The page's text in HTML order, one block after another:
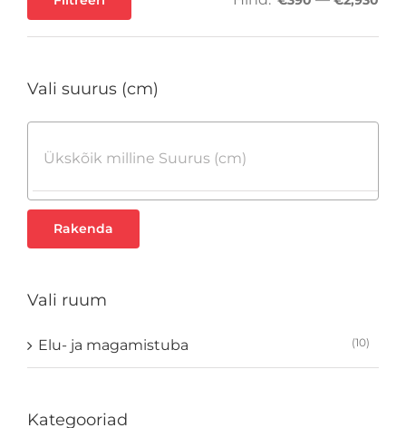
hind
hind
Vali suurus (cm)
Rakenda
Vali ruum
Elu- ja magamistuba (10)
Kategooriad